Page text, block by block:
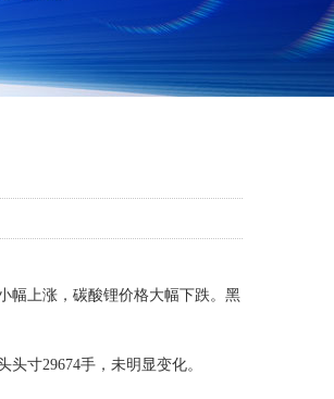
幅上涨，碳酸锂价格大幅下跌。黑
头寸29674手，未明显变化。